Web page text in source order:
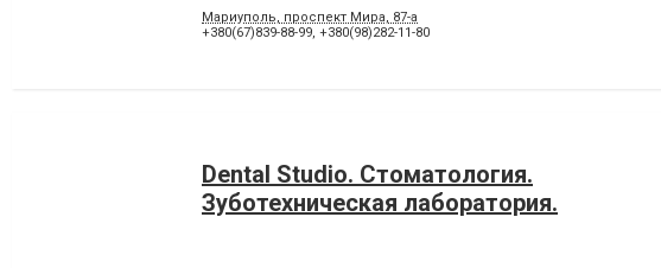
Мариуполь, проспект Мира, 87-а
+380(67)839-88-99, +380(98)282-11-80
Dental Studio. Cтоматология.
Зуботехническая лаборатория.